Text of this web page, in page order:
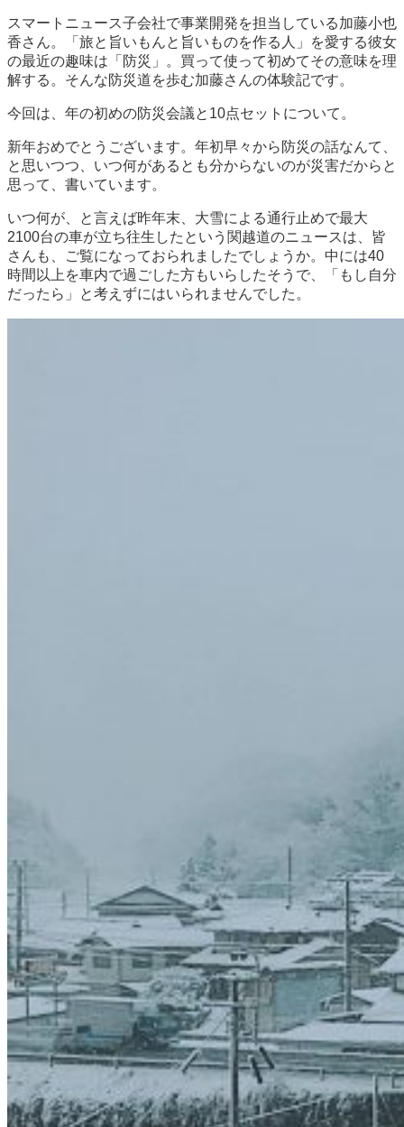
スマートニュース子会社で事業開発を担当している加藤小也
香さん。「旅と旨いもんと旨いものを作る人」を愛する彼女
の最近の趣味は「防災」。買って使って初めてその意味を理
解する。そんな防災道を歩む加藤さんの体験記です。
今回は、年の初めの防災会議と10点セットについて。
新年おめでとうございます。年初早々から防災の話なんて、
と思いつつ、いつ何があるとも分からないのが災害だからと
思って、書いています。
いつ何が、と言えば昨年末、大雪による通行止めで最大
2100台の車が立ち往生したという関越道のニュースは、皆
さんも、ご覧になっておられましたでしょうか。中には40
時間以上を車内で過ごした方もいらしたそうで、「もし自分
だったら」と考えずにはいられませんでした。